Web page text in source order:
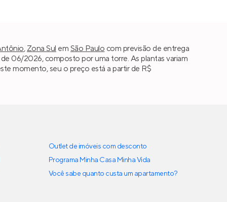
, Zona Sul em São Paulo com previsão de entrega
06/2026, composto por uma torre. As plantas variam
momento, seu o preço está a partir de R$
Outlet de imóveis com desconto
Programa Minha Casa Minha Vida
Você sabe quanto custa um apartamento?